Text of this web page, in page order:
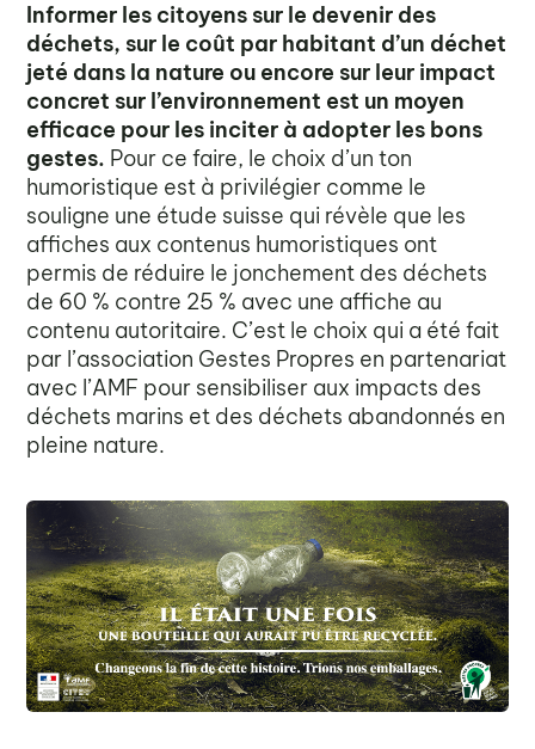
Informer les citoyens sur le devenir des
déchets, sur le coût par habitant d’un déchet
jeté dans la nature ou encore sur leur impact
concret sur l’environnement est un moyen
efficace pour les inciter à adopter les bons
gestes. Pour ce faire, le choix d’un ton
humoristique est à privilégier comme le
souligne une étude suisse qui révèle que les
affiches aux contenus humoristiques ont
permis de réduire le jonchement des déchets
de 60 % contre 25 % avec une affiche au
contenu autoritaire. C’est le choix qui a été fait
par l’association Gestes Propres en partenariat
avec l’AMF pour sensibiliser aux impacts des
déchets marins et des déchets abandonnés en
pleine nature.